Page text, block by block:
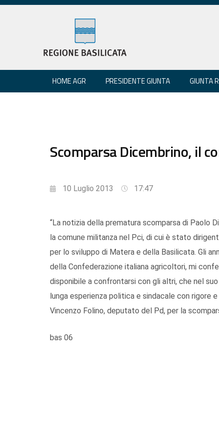
HOME AGR PRESIDENTE GIUNTA GIUNTA
Scomparsa Dicembrino, il
10 Luglio 2013 17:47
“La notizia della prematura scomparsa di Paolo
la comune militanza nel Pci, di cui è stato
per lo sviluppo di Matera e della Basilicata. Gli
della Confederazione italiana agricoltori, mi
disponibile a confrontarsi con gli altri, che nel
lunga esperienza politica e sindacale con rigore
Vincenzo Folino, deputato del Pd, per la
bas 06